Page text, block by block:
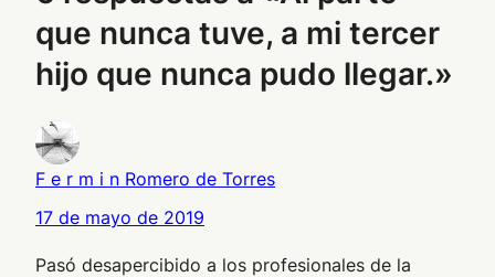
que nunca tuve, a mi tercer
hijo que nunca pudo llegar.»
F e r m i n Romero de Torres
17 de mayo de 2019
Pasó desapercibido a los profesionales de la